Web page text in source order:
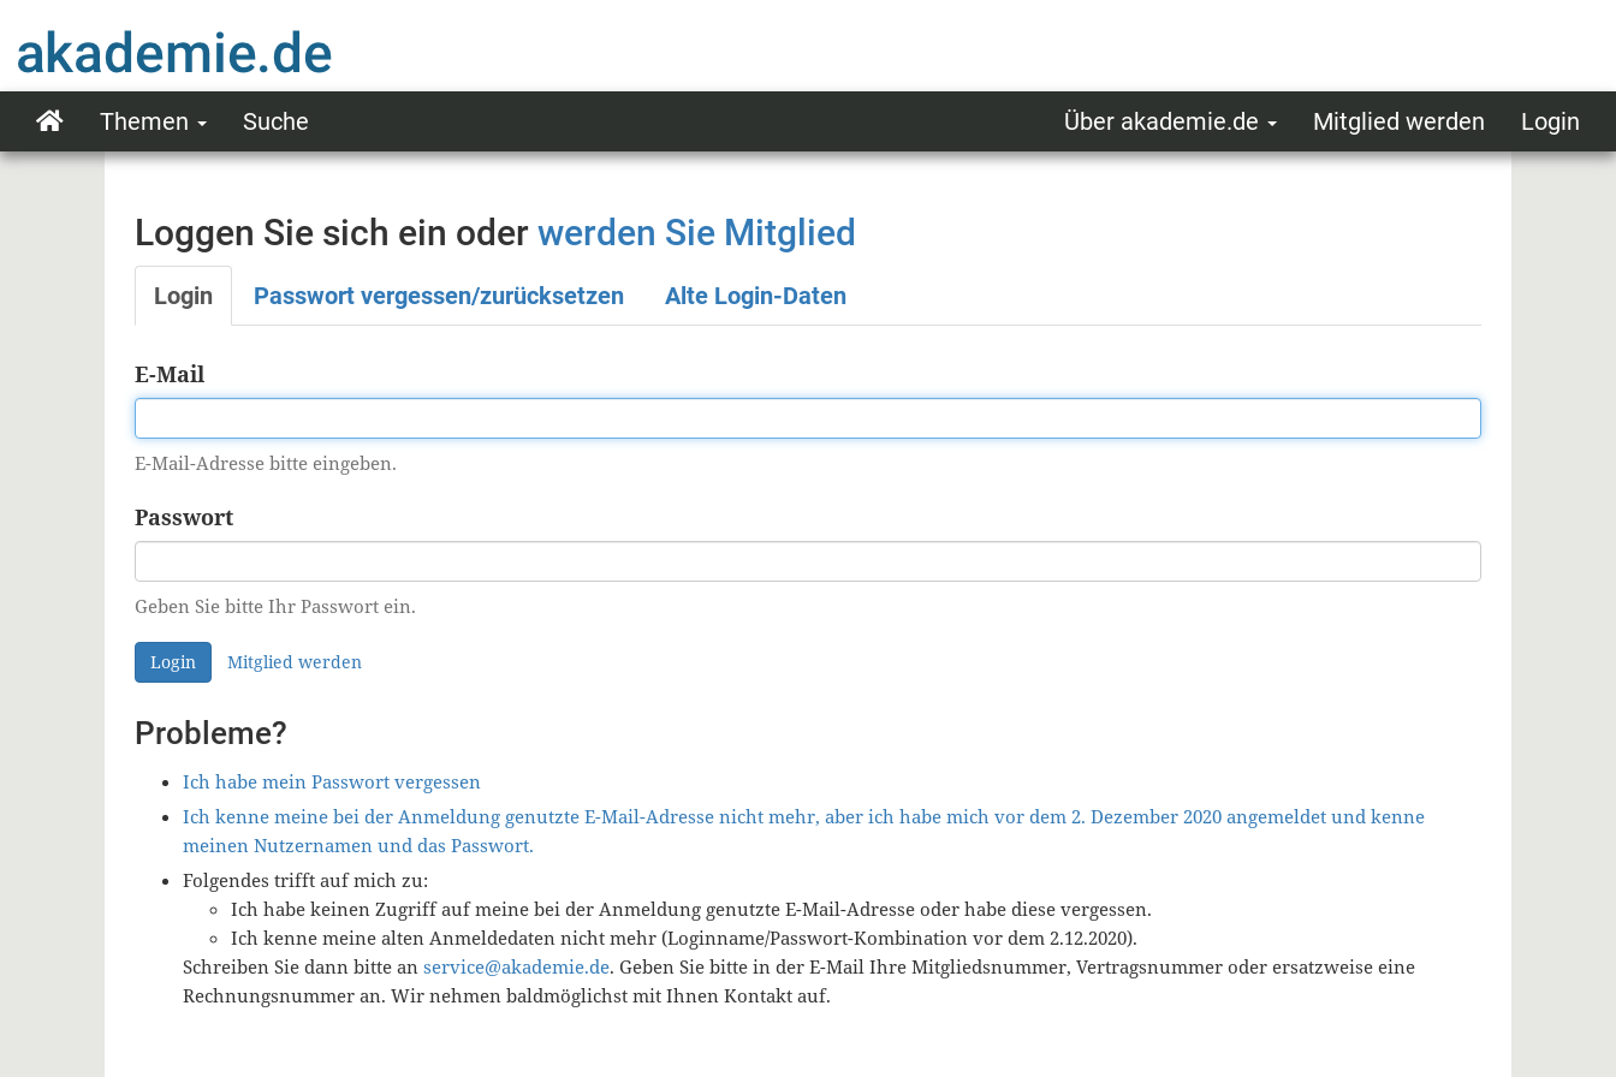
zum
Inhalt
Main
Themen Suche
User
Über akademie.de Mitglied werden Login
Loggen Sie sich ein oder werden Sie Mitglied
Primäre
Reiter
Login Passwort vergessen/zurücksetzen Alte Login-Daten
E-Mail
E-Mail-Adresse bitte eingeben.
Passwort
Geben Sie bitte Ihr Passwort ein.
Login Mitglied werden
Probleme?
Ich habe mein Passwort vergessen
Ich kenne meine bei der Anmeldung genutzte E-Mail-Adresse nicht mehr, aber ich habe mich vor dem 2. Dezember 2020 angemeldet und kenne
meinen Nutzernamen und das Passwort.
Folgendes trifft auf mich zu:
Ich habe keinen Zugriff auf meine bei der Anmeldung genutzte E-Mail-Adresse oder habe diese vergessen.
Ich kenne meine alten Anmeldedaten nicht mehr (Loginname/Passwort-Kombination vor dem 2.12.2020).
Schreiben Sie dann bitte an service@akademie.de. Geben Sie bitte in der E-Mail Ihre Mitgliedsnummer, Vertragsnummer oder ersatzweise eine
Rechnungsnummer an. Wir nehmen baldmöglichst mit Ihnen Kontakt auf.